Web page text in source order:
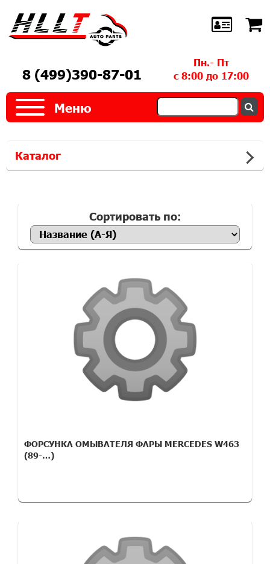
8 (499)390-87-01
Пн.- Пт
с 8:00 до 17:00
Меню
Каталог
Сортировать по:
ФОРСУНКА ОМЫВАТЕЛЯ ФАРЫ MERCEDES W463
(89-…)